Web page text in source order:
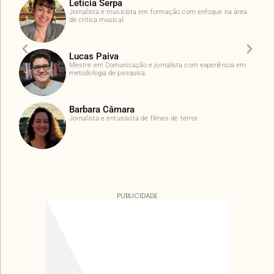
Letícia Serpa
Jornalista e musicista em formação com enfoque na área
de crítica musical.
Lucas Paiva
Mestre em Comunicação e jornalista com experiência em
metodologia de pesquisa.
Barbara Câmara
Jornalista e entusiasta de filmes de terror.
PUBLICIDADE